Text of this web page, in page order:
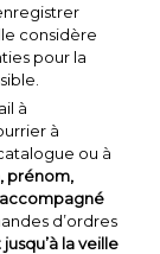
considère
pour la
à
à
ou à
prénom,
d’ordres
la veille